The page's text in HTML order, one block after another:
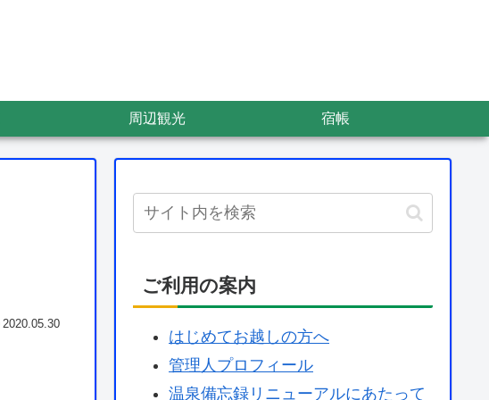
周辺観光 宿帳
2020.05.30
ご利用の案内
はじめてお越しの方へ
管理人プロフィール
温泉備忘録リニューアルにあたって